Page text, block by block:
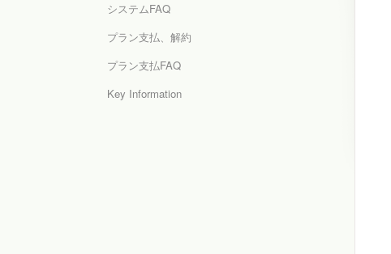
システムFAQ
プラン支払、解約
プラン支払FAQ
Key Information